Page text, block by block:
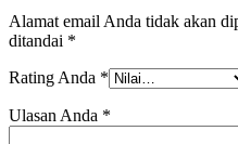
Alamat email Anda tidak akan
ditandai *
Rating Anda *
Ulasan Anda *